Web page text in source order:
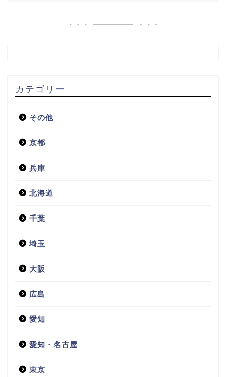
カテゴリー
その他
京都
兵庫
北海道
千葉
埼玉
大阪
広島
愛知
愛知・名古屋
東京